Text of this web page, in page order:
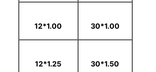
1.00*30
1.00*12
1.50*30
1.25*12